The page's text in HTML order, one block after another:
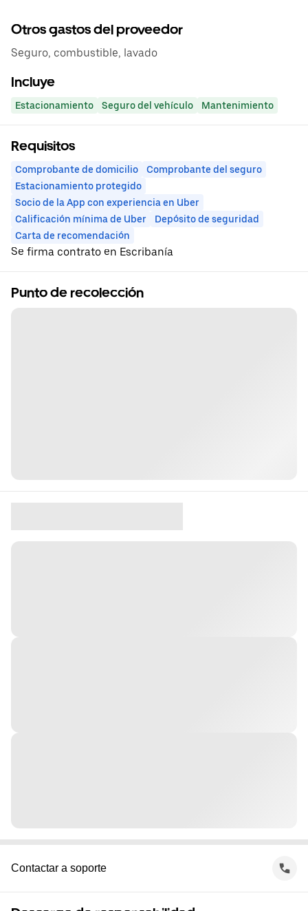
Otros gastos del proveedor
Seguro, combustible, lavado
Incluye
Estacionamiento Seguro del vehículo Mantenimiento
Requisitos
Comprobante de domicilio
Comprobante del seguro
Estacionamiento protegido
Socio de la App con experiencia en Uber
Calificación mínima de Uber
Depósito de seguridad
Carta de recomendación
Se firma contrato en Escribanía
Punto de recolección
Contactar a soporte